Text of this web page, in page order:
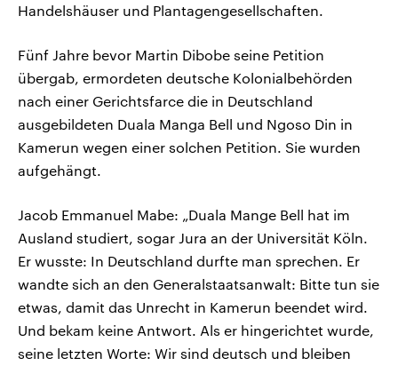
Handelshäuser und Plantagengesellschaften.
Fünf Jahre bevor Martin Dibobe seine Petition
übergab, ermordeten deutsche Kolonialbehörden
nach einer Gerichtsfarce die in Deutschland
ausgebildeten Duala Manga Bell und Ngoso Din in
Kamerun wegen einer solchen Petition. Sie wurden
aufgehängt.
Jacob Emmanuel Mabe: „Duala Mange Bell hat im
Ausland studiert, sogar Jura an der Universität Köln.
Er wusste: In Deutschland durfte man sprechen. Er
wandte sich an den Generalstaatsanwalt: Bitte tun sie
etwas, damit das Unrecht in Kamerun beendet wird.
Und bekam keine Antwort. Als er hingerichtet wurde,
seine letzten Worte: Wir sind deutsch und bleiben